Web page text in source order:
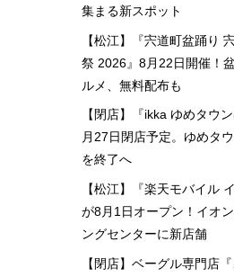
集まる新スポット
【松江】『宍道町盆踊り
祭 2026』8月22日開催！
ルメ、無料配布も
【閉店】『ikka ゆめタウ
月27日閉店予定。ゆめタ
を終了へ
【松江】『楽天モバイル
が8月1日オープン！イオ
ングセンターに新店舗
【閉店】ベーグル専門店